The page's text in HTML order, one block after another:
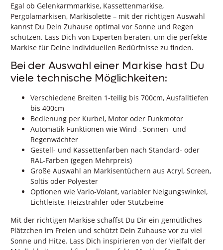
Egal ob Gelenkarmmarkise, Kassettenmarkise,
Pergolamarkisen, Markisolette – mit der richtigen Auswahl
kannst Du Dein Zuhause optimal vor Sonne und Regen
schützen. Lass Dich von Experten beraten, um die perfekte
Markise für Deine individuellen Bedürfnisse zu finden.
Bei der Auswahl einer Markise hast Du
viele technische Möglichkeiten:
Verschiedene Breiten 1-teilig bis 700cm, Ausfalltiefen
bis 400cm
Bedienung per Kurbel, Motor oder Funkmotor
Automatik-Funktionen wie Wind-, Sonnen- und
Regenwächter
Gestell- und Kassettenfarben nach Standard- oder
RAL-Farben (gegen Mehrpreis)
Große Auswahl an Markisentüchern aus Acryl, Screen,
Soltis oder Polyester
Optionen wie Vario-Volant, variabler Neigungswinkel,
Lichtleiste, Heizstrahler oder Stützbeine
Mit der richtigen Markise schaffst Du Dir ein gemütliches
Plätzchen im Freien und schützt Dein Zuhause vor zu viel
Sonne und Hitze. Lass Dich inspirieren von der Vielfalt der